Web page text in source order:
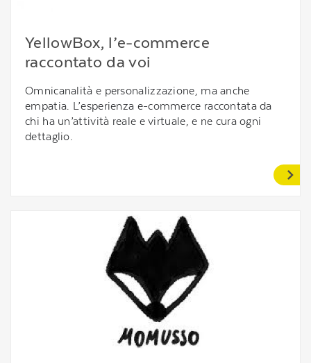
YellowBox, l’e-commerce
raccontato da voi
Omnicanalità e personalizzazione, ma anche
empatia. L’esperienza e-commerce raccontata da
chi ha un’attività reale e virtuale, e ne cura ogni
dettaglio.